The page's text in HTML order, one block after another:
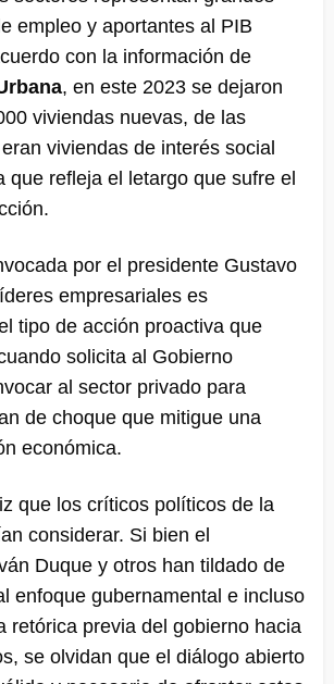
empleo y aportantes al PIB
con la información de
, en este 2023 se dejaron
viviendas nuevas, de las
viviendas de interés social
que refleja el letargo que sufre el
por el presidente Gustavo
empresariales es
tipo de acción proactiva que
solicita al Gobierno
al sector privado para
de choque que mitigue una
económica.
que los críticos políticos de la
considerar. Si bien el
Duque y otros han tildado de
enfoque gubernamental e incluso
retórica previa del gobierno hacia
se olvidan que el diálogo abierto